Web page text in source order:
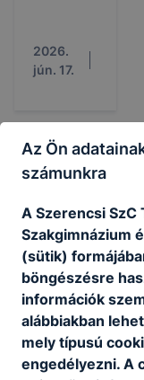
2026.
jún. 17.
Partnerein
k
Az Ön
számunkra
A Szerencsi SzC
Szakgimnázium
(sütik)
böngészésre
információk
alábbiakban
mely típusú
engedélyezni. A